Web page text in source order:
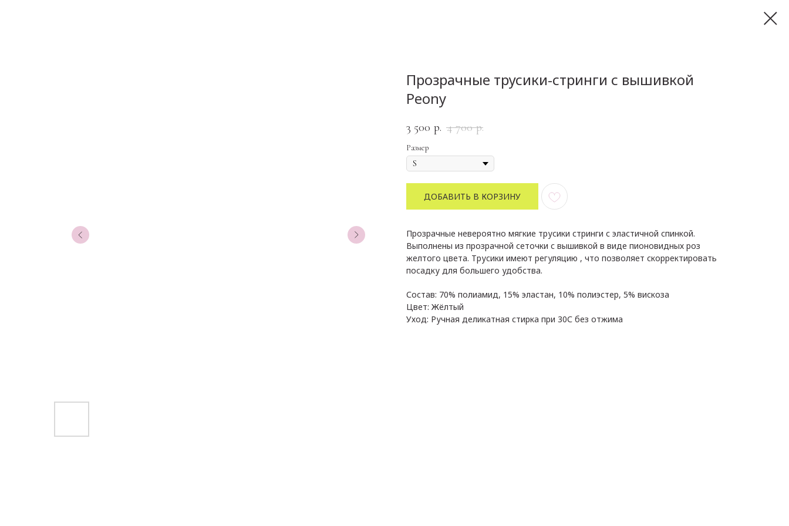
Прозрачные трусики-стринги с вышивкой
Peony
3 500 р. 4 700 р.
Размер
ДОБАВИТЬ В КОРЗИНУ
Прозрачные невероятно мягкие трусики стринги с эластичной спинкой.
Выполнены из прозрачной сеточки с вышивкой в виде пионовидных роз
желтого цвета. Трусики имеют регуляцию , что позволяет скорректировать
посадку для большего удобства.
Состав: 70% полиамид, 15% эластан, 10% полиэстер, 5% вискоза
Цвет: Жёлтый
Уход: Ручная деликатная стирка при 30С без отжима